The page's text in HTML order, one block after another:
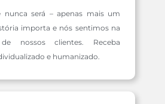
nunca será – apenas mais um
importa e nós sentimos na
nossos clientes. Receba
e humanizado.